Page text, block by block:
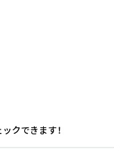
クできます！